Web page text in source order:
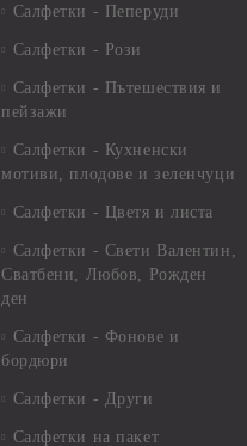
Салфетки - Пеперуди
Салфетки - Рози
Салфетки - Пътешествия и
пейзажи
Салфетки - Кухненски
мотиви, плодове и зеленчуци
Салфетки - Цветя и листа
Салфетки - Свети Валентин,
Сватбени, Любов, Рожден
ден
Салфетки - Фонове и
бордюри
Салфетки - Други
Салфетки на пакет